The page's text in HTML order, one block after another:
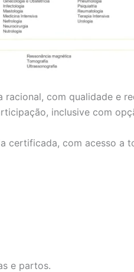
com qualidade e
inclusive com
certificada, com acesso a
e partos.